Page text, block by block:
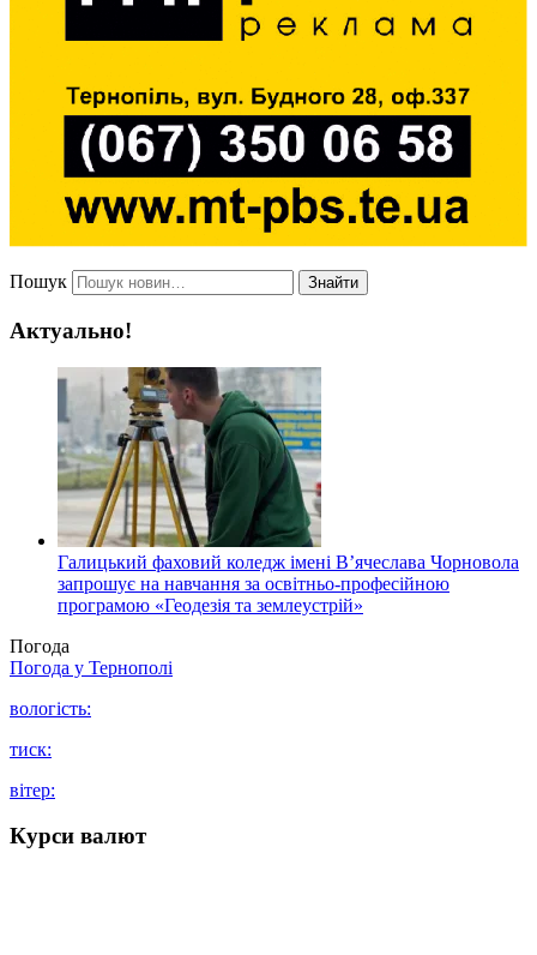
Пошук Знайти
Актуально!
Галицький фаховий коледж імені В’ячеслава Чорновола
запрошує на навчання за освітньо-професійною
програмою «Геодезія та землеустрій»
Погода
Погода у Тернополі
вологість:
тиск:
вітер:
Курси валют